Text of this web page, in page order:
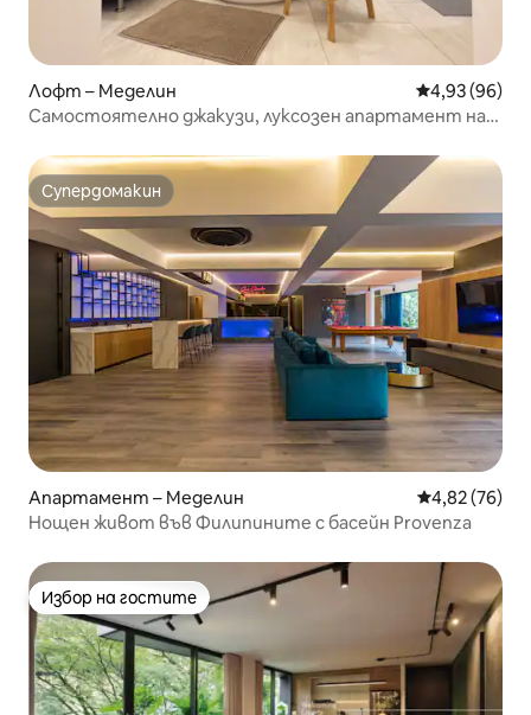
Лофт – Меделин Средна
4,93 (96)
Самостоятелно джакузи, луксозен апартамент на
Супердомакин
Супердомакин
Апартамент – Меделин Средна
4,82 (76)
Нощен живот във Филипините с басейн Provenza
Избор на гостите
Избор на гостите